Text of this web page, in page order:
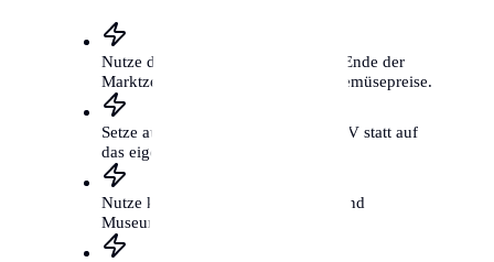
Nutze die Wochenmärkte kurz vor Ende der
Marktzeit für günstige Obst- und Gemüsepreise.
Setze auf das Fahrrad und den ÖPNV statt auf
das eigene Auto.
Nutze kostenfreie Kulturangebote und
Museumstage.